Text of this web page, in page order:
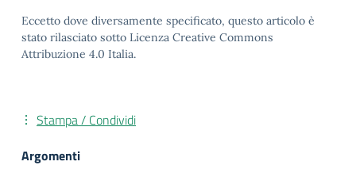
Eccetto dove diversamente specificato, questo articolo è
stato rilasciato sotto Licenza Creative Commons
Attribuzione 4.0 Italia.
Stampa / Condividi
Argomenti